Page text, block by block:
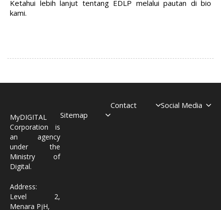
Ketahui lebih lanjut tentang EDLP melalui pautan di bio
kami.
MyDIGITAL
Corporation is
an agency
under the
Ministry of
Digital.
Address:
Level 2,
Menara PjH,
Sitemap
Contact Social Media